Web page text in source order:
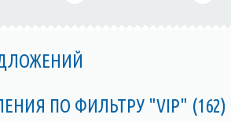
ПО ФИЛЬТРУ "VIP" (162)